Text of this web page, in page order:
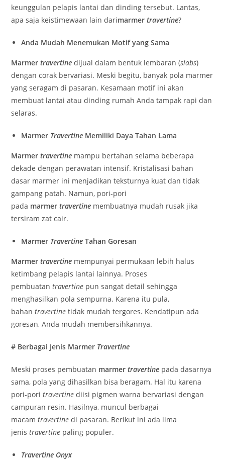
keunggulan pelapis lantai dan dinding tersebut. Lantas,
apa saja keistimewaan lain darimarmertravertine?
Anda Mudah Menemukan Motif yang Sama
Marmertravertine dijual dalam bentuk lembaran (slabs)
dengan corak bervariasi. Meski begitu, banyak pola marmer
yang seragam di pasaran. Kesamaan motif ini akan
membuat lantai atau dinding rumah Anda tampak rapi dan
selaras.
Marmer Travertine Memiliki Daya Tahan Lama
Marmertravertine mampu bertahan selama beberapa
dekade dengan perawatan intensif. Kristalisasi bahan
dasar marmer ini menjadikan teksturnya kuat dan tidak
gampang patah. Namun, pori-pori
pada marmertravertine membuatnya mudah rusak jika
tersiram zat cair.
Marmer Travertine Tahan Goresan
Marmertravertine mempunyai permukaan lebih halus
ketimbang pelapis lantai lainnya. Proses
pembuatantravertine pun sangat detail sehingga
menghasilkan pola sempurna. Karena itu pula,
bahantravertine tidak mudah tergores. Kendatipun ada
goresan, Anda mudah membersihkannya.
# Berbagai Jenis Marmer Travertine
Meski proses pembuatan marmertravertine pada dasarnya
sama, pola yang dihasilkan bisa beragam. Hal itu karena
pori-poritravertine diisi pigmen warna bervariasi dengan
campuran resin. Hasilnya, muncul berbagai
macamtravertine di pasaran. Berikut ini ada lima
jenistravertine paling populer.
Travertine Onyx